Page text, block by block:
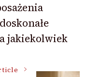
jakiekolwiek